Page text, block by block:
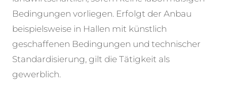
Bedingungen vorliegen. Erfolgt der Anbau
beispielsweise in Hallen mit künstlich
geschaffenen Bedingungen und technischer
Standardisierung, gilt die Tätigkeit als
gewerblich.